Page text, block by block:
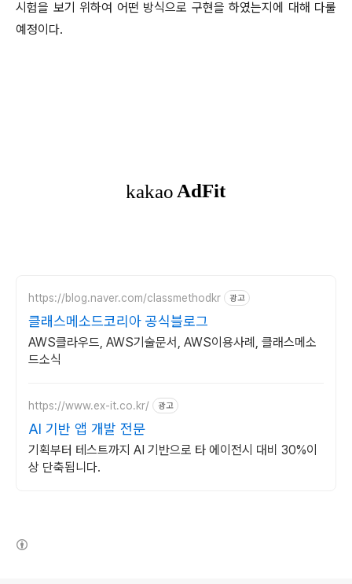
시험을 보기 위하여 어떤 방식으로 구현을 하였는지에 대해 다룰
예정이다.
https://blog.naver.com/classmethodkr 광고
클래스메소드코리아 공식블로그
AWS클라우드, AWS기술문서, AWS이용사례, 클래스메소
드소식
https://www.ex-it.co.kr/ 광고
AI 기반 앱 개발 전문
기획부터 테스트까지 AI 기반으로 타 에이전시 대비 30%이
상 단축됩니다.